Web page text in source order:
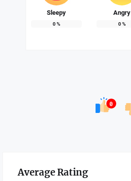
Sleepy
0%
Angry
0%
0
Average Rating